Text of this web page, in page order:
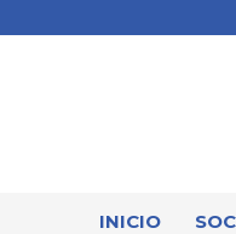
INICIO